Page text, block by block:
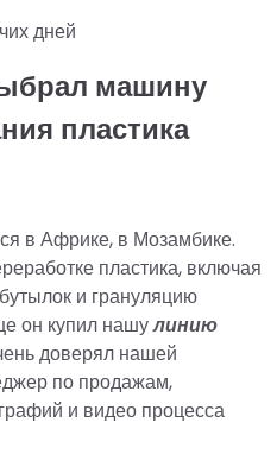
дней
машину
пластика
в Африке, в Мозамбике.
пластика, включая
и грануляцию
он купил нашулинию
доверял нашей
по продажам,
и видео процесса